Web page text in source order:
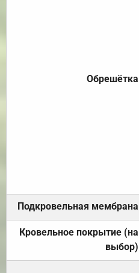
Обрешётка
Подкровельная мембрана
Кровельное покрытие (на
выбор)